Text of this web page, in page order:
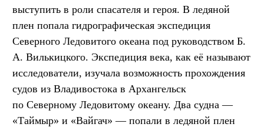
выступить в роли спасателя и героя. В ледяной
плен попала гидрографическая экспедиция
Северного Ледовитого океана под руководством Б.
А. Вилькицкого. Экспедиция века, как её называют
исследователи, изучала возможность прохождения
судов из Владивостока в Архангельск
по Северному Ледовитому океану. Два судна —
«Таймыр» и «Вайгач» — попали в ледяной плен